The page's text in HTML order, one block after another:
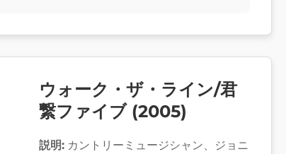
ウォーク・ザ・ライン/君
繋ファイブ (2005)
説明: カントリーミュージシャン、ジョニ